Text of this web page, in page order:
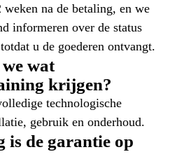
na de betaling, en we
informeren over de status
u de goederen ontvangt.
wat
krijgen?
technologische
gebruik en onderhoud.
is de garantie op